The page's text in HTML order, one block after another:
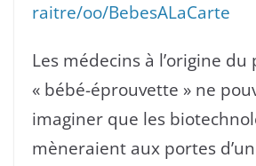
raitre/oo/BebesALaCarte
Les médecins à l’origine
« bébé-éprouvette » ne
imaginer que les
mèneraient aux portes